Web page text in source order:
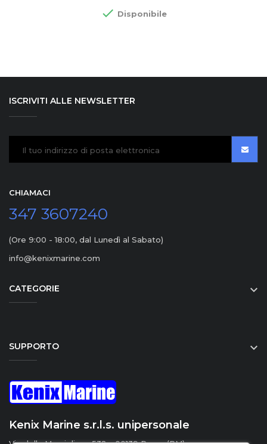
 Disponibile
ISCRIVITI ALLE NEWSLETTER
CHIAMACI
347 3607240
(Ore 9:00 - 18:00, dal Lunedì al Sabato)
info@kenixmarine.com
CATEGORIE 
SUPPORTO 
Kenix Marine s.r.l.s. unipersonale